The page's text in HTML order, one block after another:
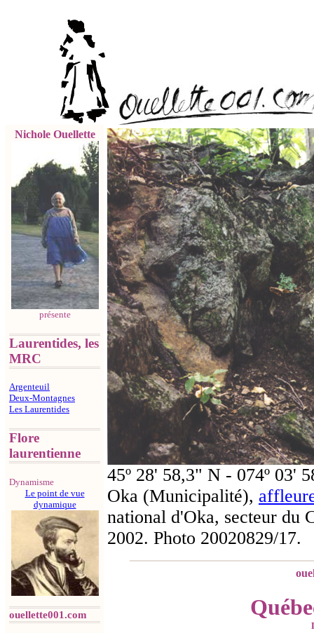
Nichole Ouellette
présente
Laurentides, les
MRC
Argenteuil
Deux-Montagnes
Les Laurentides
Flore
laurentienne
Dynamisme
Le point de vue
dynamique
ouellette001.com
45º 28' 58,3" N - 074º 03'
Oka (Municipalité),
national d'Oka, secteur du
2002. Photo 20020829/17.